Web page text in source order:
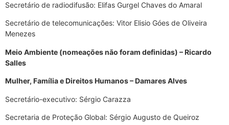
Secretário de radiodifusão: Elifas Gurgel Chaves do Amaral
Secretário de telecomunicações: Vitor Elisio Góes de Oliveira
Menezes
Meio Ambiente (nomeações não foram definidas) – Ricardo
Salles
Mulher, Família e Direitos Humanos – Damares Alves
Secretário-executivo: Sérgio Carazza
Secretaria de Proteção Global: Sérgio Augusto de Queiroz